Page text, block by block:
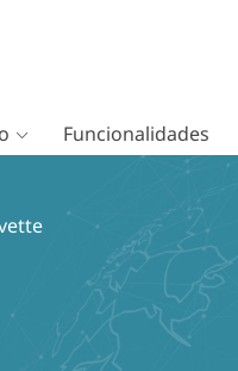
Funcionalidades